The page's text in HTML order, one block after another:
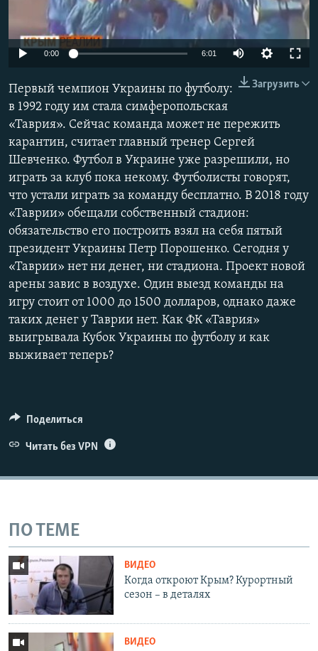
ПОБЕДИТЕЛЕЙ НЕ СУДЯТ?
КРЫМ.НЕПОКОРЕННЫЙ
УКРАИНСКАЯ ПРОБЛЕМА КРЫМА
ПРИСОЕДИНЯЙТЕСЬ!
Все сайты RFE/RL
480p
0:00 6:01
270p
480p
Загрузить
Первый чемпион Украины по футболу:
в 1992 году им стала симферопольская
«Таврия». Сейчас команда может не пережить
карантин, считает главный тренер Сергей
Шевченко. Футбол в Украине уже разрешили, но
играть за клуб пока некому. Футболисты говорят,
что устали играть за команду бесплатно. В 2018 году
«Таврии» обещали собственный стадион:
обязательство его построить взял на себя пятый
президент Украины Петр Порошенко. Сегодня у
«Таврии» нет ни денег, ни стадиона. Проект новой
арены завис в воздухе. Один выезд команды на
игру стоит от 1000 до 1500 долларов, однако даже
таких денег у Таврии нет. Как ФК «Таврия»
выигрывала Кубок Украины по футболу и как
выживает теперь?
Поделиться
Читать без VPN
ПО ТЕМЕ
ВИДЕО
Когда откроют Крым? Курортный
сезон – в деталях
ВИДЕО